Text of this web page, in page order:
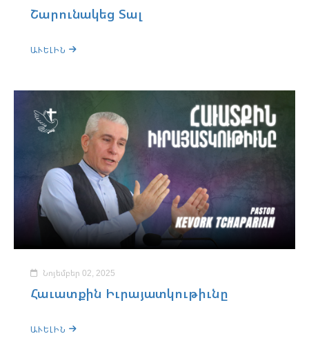
Շարունակեց Տալ
ԱՒԵԼԻՆ
Նոյեմբեր 02, 2025
Հաւատքին Իւրայատկութիւնը
ԱՒԵԼԻՆ